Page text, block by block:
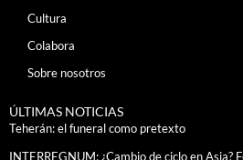
Cultura
Colabora
Sobre nosotros
ÚLTIMAS NOTICIAS
Teherán: el funeral como pretexto
INTERREGNUM: ¿Cambio de ciclo en Asia?